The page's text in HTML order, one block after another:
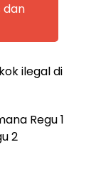
dan
ilegal di
Regu 1
2